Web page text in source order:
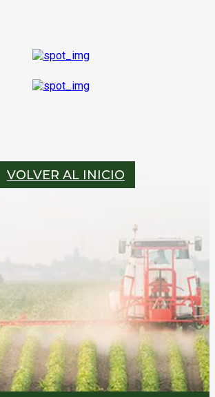
VOLVER AL INICIO